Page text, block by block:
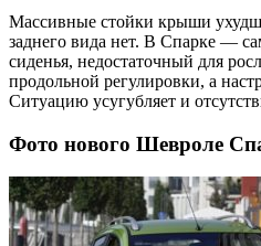
Массивные стойки крыши
заднего вида нет. В Спарке —
сиденья, недостаточный для
продольной регулировки, а
Ситуацию усугубляет и
Фото нового Шевроле